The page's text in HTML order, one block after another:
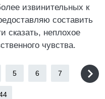
извинительных к
составить
сказать, неплохое
чувства.
5 6 7